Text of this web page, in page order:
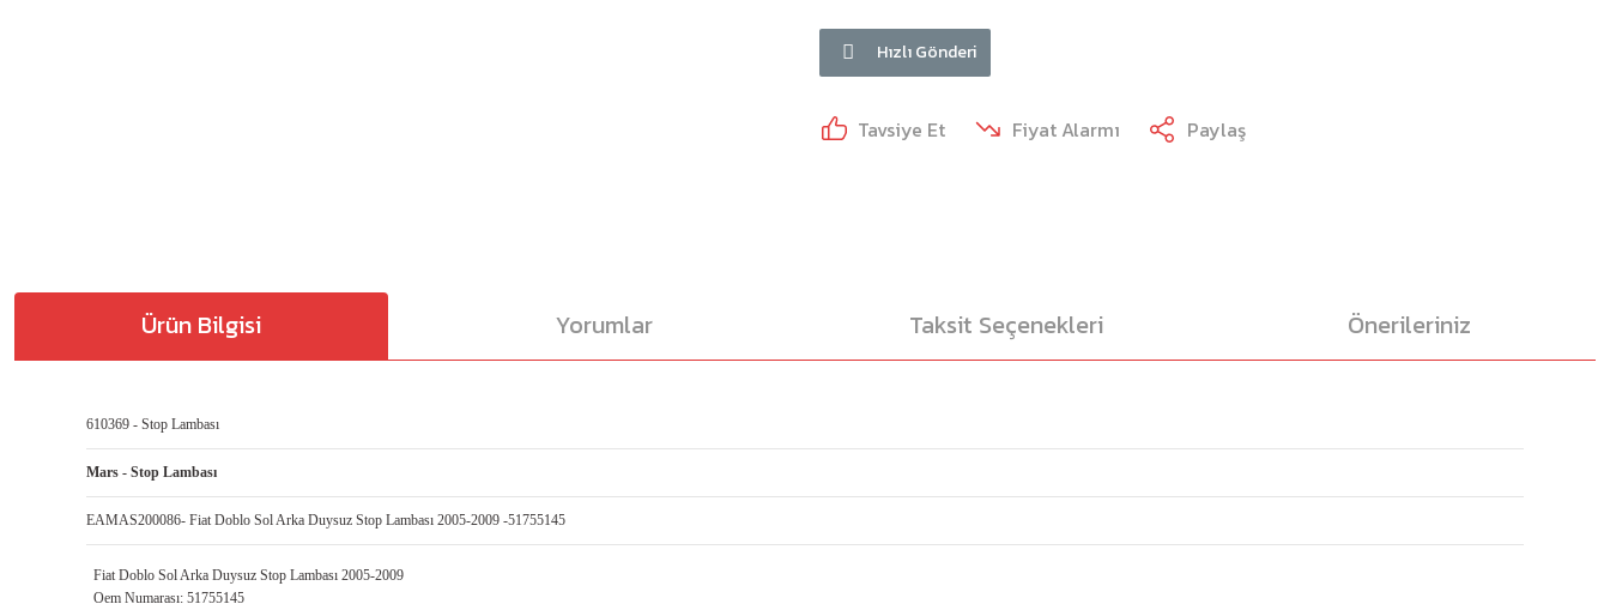
Hızlı Gönderi
Tavsiye Et Fiyat Alarmı Paylaş
Ürün Bilgisi Yorumlar Taksit Seçenekleri Önerileriniz
610369 - Stop Lambası
Mars - Stop Lambası
EAMAS200086- Fiat Doblo Sol Arka Duysuz Stop Lambası 2005-2009 -51755145
Fiat Doblo Sol Arka Duysuz Stop Lambası 2005-2009
Oem Numarası: 51755145